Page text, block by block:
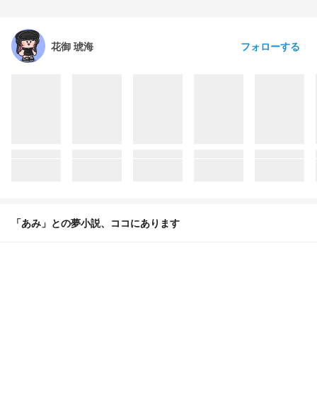
花御 琥海 フォローする
「あみ」との夢小説、ココにあります